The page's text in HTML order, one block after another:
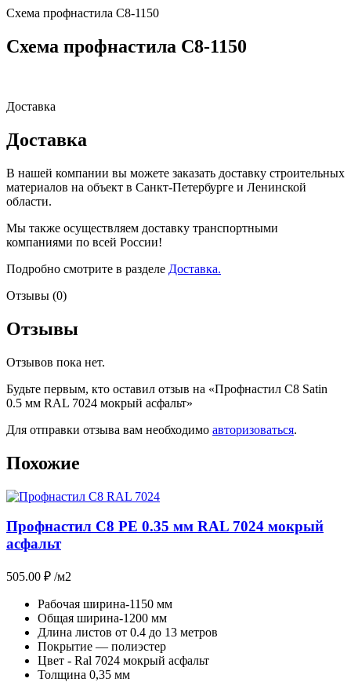
Схема профнастила С8-1150
Схема профнастила С8-1150
Доставка
Доставка
В нашей компании вы можете заказать доставку строительных
материалов на объект в Санкт-Петербурге и Ленинской
области.
Мы также осуществляем доставку транспортными
компаниями по всей России!
Подробно смотрите в разделе Доставка.
Отзывы (0)
Отзывы
Отзывов пока нет.
Будьте первым, кто оставил отзыв на «Профнастил С8 Satin
0.5 мм RAL 7024 мокрый асфальт»
Для отправки отзыва вам необходимо авторизоваться.
Похожие
Профнастил С8 PE 0.35 мм RAL 7024 мокрый
асфальт
505.00 ₽ /м2
Рабочая ширина-1150 мм
Общая ширина-1200 мм
Длина листов от 0.4 до 13 метров
Покрытие — полиэстер
Цвет - Ral 7024 мокрый асфальт
Толщина 0,35 мм